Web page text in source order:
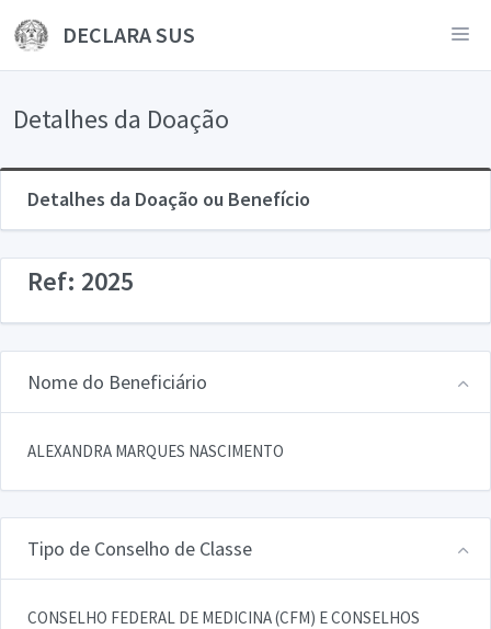
DECLARA SUS
Detalhes da Doação
Detalhes da Doação ou Benefício
Ref: 2025
Nome do Beneficiário
ALEXANDRA MARQUES NASCIMENTO
Tipo de Conselho de Classe
CONSELHO FEDERAL DE MEDICINA (CFM) E CONSELHOS